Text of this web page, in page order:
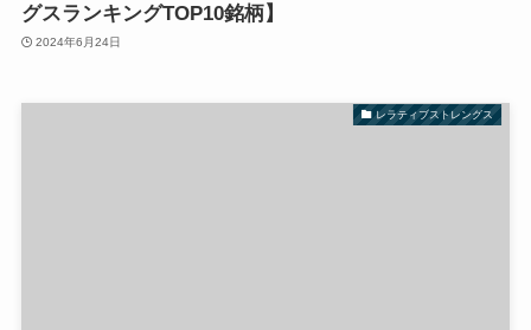
グスランキングTOP10銘柄】
2024年6月24日
レラティブストレングス